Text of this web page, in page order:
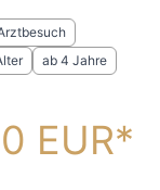
ab 4 Jahre
EUR